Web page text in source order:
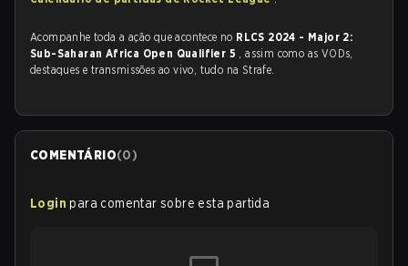
Acompanhe toda a ação que acontece no RLCS 2024 - Major 2:
Sub-Saharan Africa Open Qualifier 5 , assim como as VODs,
destaques e transmissões ao vivo, tudo na Strafe.
COMENTÁRIO(0)
Login para comentar sobre esta partida